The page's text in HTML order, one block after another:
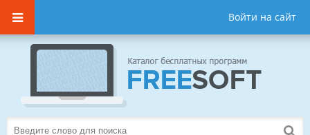
Войти на сайт